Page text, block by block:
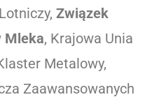
Związek
Mleka, Krajowa Unia
Metalowy,
Zaawansowanych